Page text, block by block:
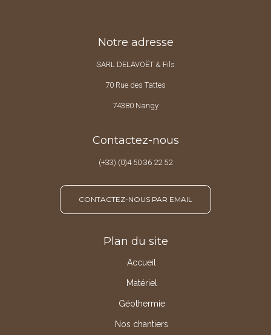
Notre adresse
SARL DELAVOËT & Fils
70 Rue des Tattes
74380 Nangy
Contactez-nous
(+33) (0)4 50 36 22 52
CONTACTEZ-NOUS PAR EMAIL
Plan du site
Accueil
Matériel
Géothermie
Nos chantiers